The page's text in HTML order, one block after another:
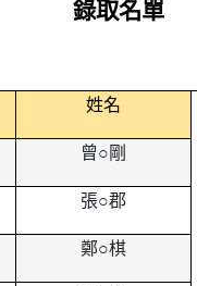
錄取名單
姓名
曾○ 剛
張○郡
鄭○棋